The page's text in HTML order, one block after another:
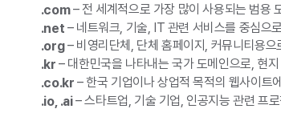
.com– 전 세계적으로 가장 많이 사용되는 범용
.net – 네트워크, 기술, IT 관련 서비스를 중심으
.org– 비영리단체, 단체 홈페이지, 커뮤니티용으
.kr – 대한민국을 나타내는 국가 도메인으로, 현
.co.kr – 한국 기업이나 상업적 목적의 웹사이트
.io, .ai– 스타트업, 기술 기업, 인공지능 관련 프